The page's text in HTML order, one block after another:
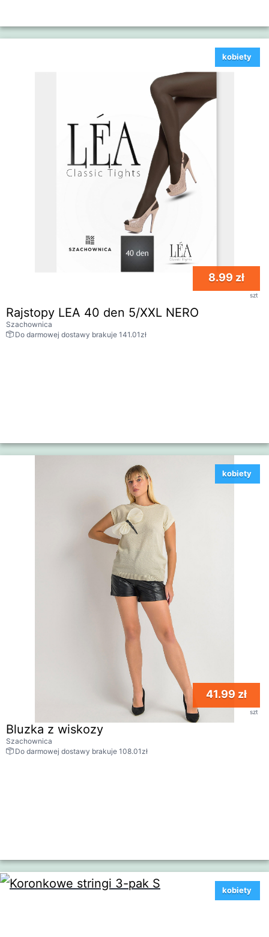
kobiety
8.99 zł
szt
Rajstopy LEA 40 den 5/XXL NERO
Szachownica
Do darmowej dostawy brakuje 141.01zł
kobiety
41.99 zł
szt
Bluzka z wiskozy
Szachownica
Do darmowej dostawy brakuje 108.01zł
kobiety